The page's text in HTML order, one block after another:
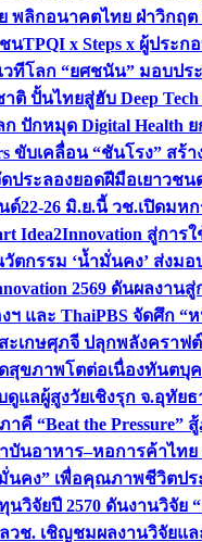
พลิกอนาคตไทย ฝ่าวิกฤ
นTPQI x Steps x ผู้ประ
ทีโลก “ยศชนัน” มอบปร
ติ ปั้นไทยสู่ฮับ Deep
ปักหมุด Digital Health
ขับเคลื่อน “ชันโรง” สร้
ประลองยอดฝีมือเยาวช
ด์22-26 มิ.ย.นี้ วช.เปิดมห
Idea2Innovation สู่การใ
ตกรรม ‘น้ำมั่นคง’ ส่งม
2569 ดันผลงานสู่
และ ThaiPBS จัดศึก “ห
ะเกษศุภจี ปลุกพลังคราฟต์
สุขภาพโตต่อเนื่องทันตบุค
แลผู้สูงวัยเชิงรุก จ.อุทัย
าคี “Beat the Pressure”
บันอาหาร–หอการค้าไทย
นคง” เพื่อคุณภาพชีวิตป
ทุนวิจัยปี 2570 ดันงานวิจั
วช. เชิญชมผลงานวิจัยแ